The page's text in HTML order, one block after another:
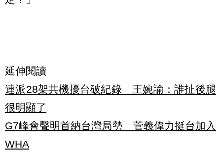
延伸閱讀
連派28架共機擾台破紀錄 王婉諭：誰扯後腿
很明顯了
G7峰會聲明首納台灣局勢 菅義偉力挺台加入
WHA